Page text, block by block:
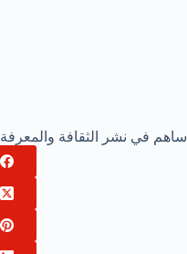
ساهم في نشر الثقافة والمعرفة